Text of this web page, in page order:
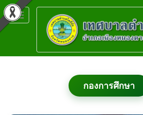
Toggle
navigation
กองการศึกษา